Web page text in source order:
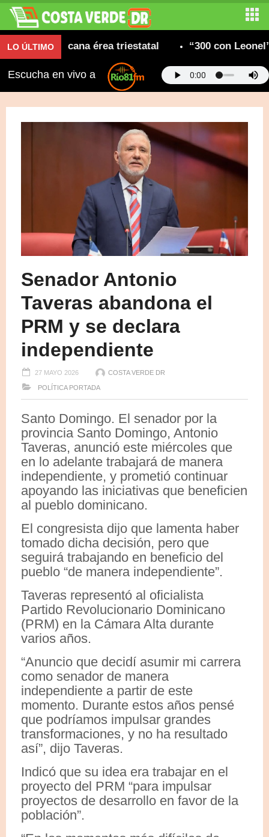
LO ÚLTIMO
dominicana érea triestatal “300 con Leonel”
Escucha en vivo a
Senador Antonio
Taveras abandona el
PRM y se declara
independiente
27 MAYO 2026 COSTA VERDE DR
POLÍTICA PORTADA
Santo Domingo. El senador por la
provincia Santo Domingo, Antonio
Taveras, anunció este miércoles que
en lo adelante trabajará de manera
independiente, y prometió continuar
apoyando las iniciativas que beneficien
al pueblo dominicano.
El congresista dijo que lamenta haber
tomado dicha decisión, pero que
seguirá trabajando en beneficio del
pueblo “de manera independiente”.
Taveras representó al oficialista
Partido Revolucionario Dominicano
(PRM) en la Cámara Alta durante
varios años.
“Anuncio que decidí asumir mi carrera
como senador de manera
independiente a partir de este
momento. Durante estos años pensé
que podríamos impulsar grandes
transformaciones, y no ha resultado
así”, dijo Taveras.
Indicó que su idea era trabajar en el
proyecto del PRM “para impulsar
proyectos de desarrollo en favor de la
población”.